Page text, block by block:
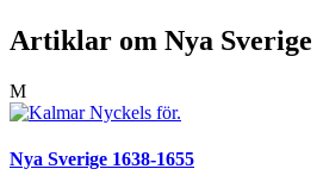
Artiklar om Nya Sverige
M
Nya Sverige 1638-1655